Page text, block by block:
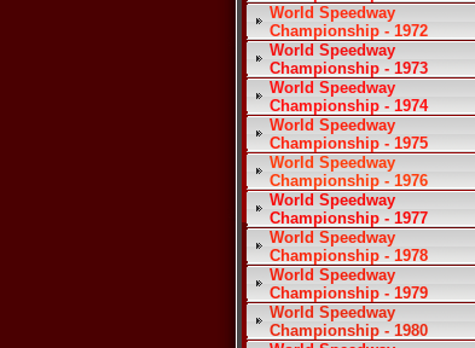
World Speedway
Championship - 1972
World Speedway
Championship - 1973
World Speedway
Championship - 1974
World Speedway
Championship - 1975
World Speedway
Championship - 1976
World Speedway
Championship - 1977
World Speedway
Championship - 1978
World Speedway
Championship - 1979
World Speedway
Championship - 1980